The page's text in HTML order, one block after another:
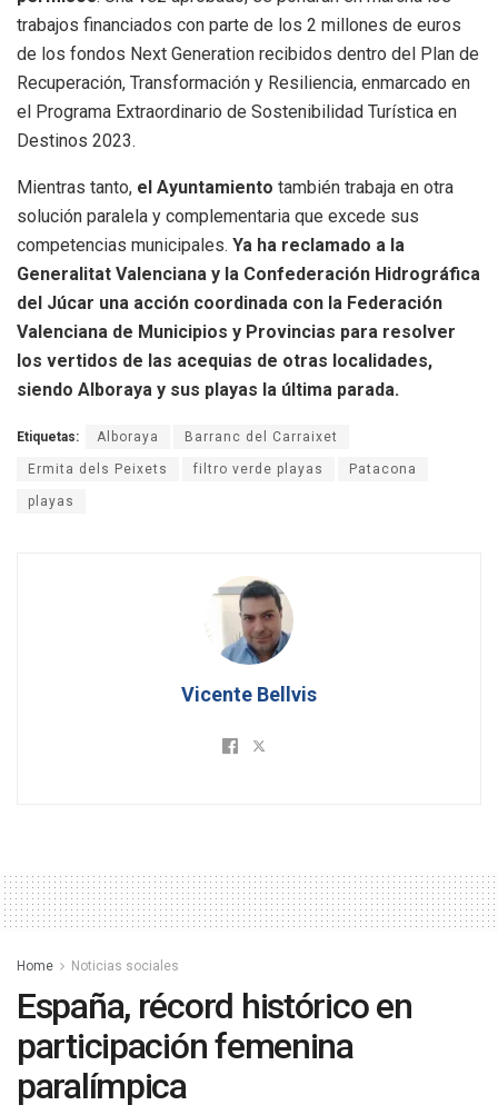
trabajos financiados con parte de los 2 millones de euros
de los fondos Next Generation recibidos dentro del Plan de
Recuperación, Transformación y Resiliencia, enmarcado en
el Programa Extraordinario de Sostenibilidad Turística en
Destinos 2023.
Mientras tanto, el Ayuntamiento también trabaja en otra
solución paralela y complementaria que excede sus
competencias municipales. Ya ha reclamado a la
Generalitat Valenciana y la Confederación Hidrográfica
del Júcar una acción coordinada con la Federación
Valenciana de Municipios y Provincias para resolver
los vertidos de las acequias de otras localidades,
siendo Alboraya y sus playas la última parada.
Etiquetas: Alboraya Barranc del Carraixet
Ermita dels Peixets filtro verde playas Patacona
playas
Vicente Bellvis
Home Noticias sociales
España, récord histórico en
participación femenina
paralímpica